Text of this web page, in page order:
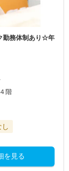
勤務体制あり☆年
階
を見る